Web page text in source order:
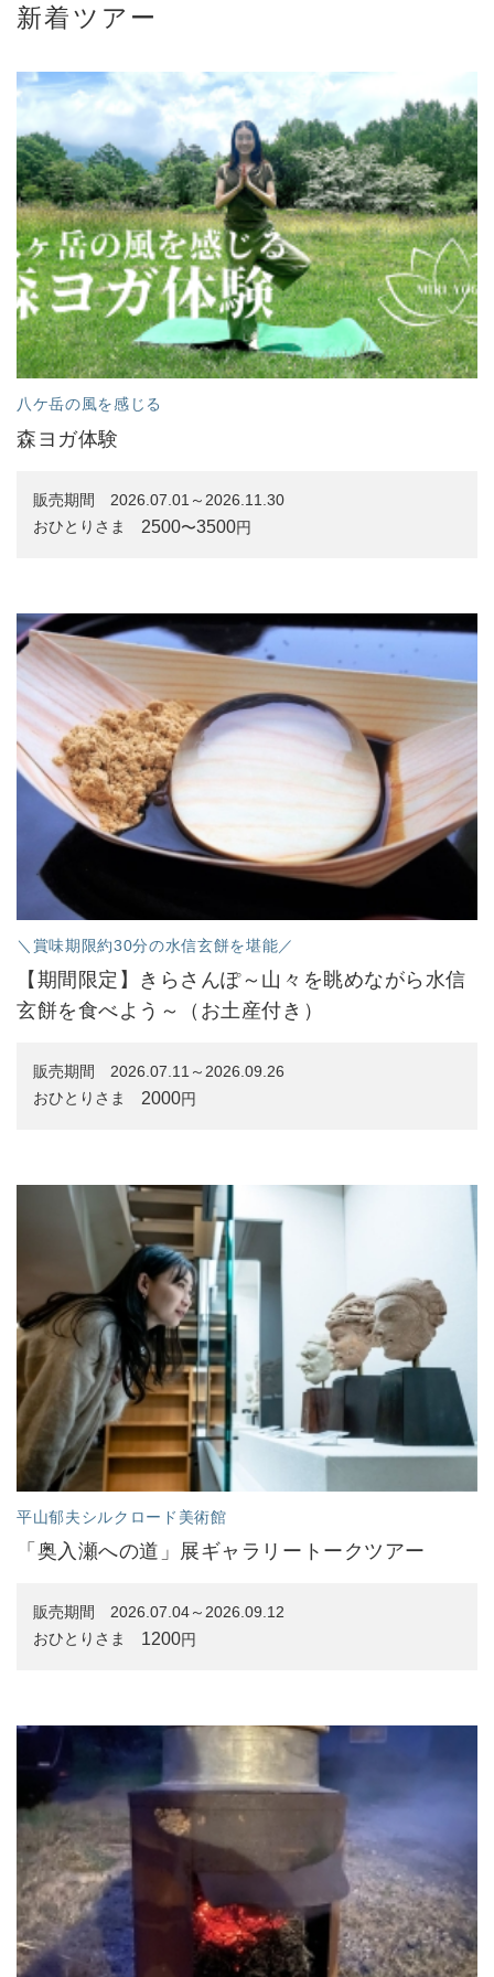
新着ツアー
八ケ岳の風を感じる
森ヨガ体験
販売期間
2026.07.01～2026.11.30
おひとりさま
2500〜3500円
＼賞味期限約30分の水信玄餅を堪能／
【期間限定】きらさんぽ～山々を眺めながら水信
玄餅を食べよう～（お土産付き）
販売期間
2026.07.11～2026.09.26
おひとりさま
2000円
平山郁夫シルクロード美術館
「奥入瀬への道」展ギャラリートークツアー
販売期間
2026.07.04～2026.09.12
おひとりさま
1200円